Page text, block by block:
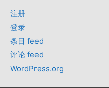
注册
登录
条目 feed
评论 feed
WordPress.org